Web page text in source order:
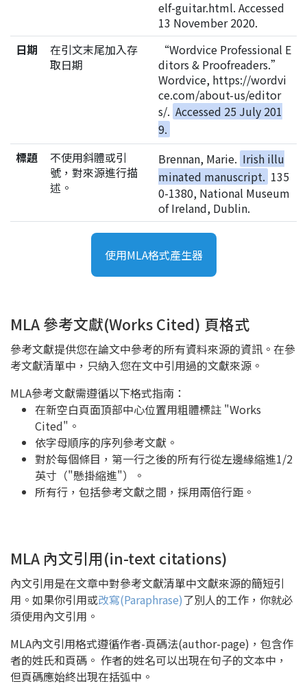
elf-guitar.html. Accessed
13 November 2020.
日期
在引文末尾加入存
取日期
“Wordvice Professional E
ditors & Proofreaders.”
Wordvice, https://wordvi
ce.com/about-us/editor
s/. Accessed 25 July 201
9.
標題
不使用斜體或引
號，對來源進行描
述。
Brennan, Marie. Irish illu
minated manuscript. 135
0-1380, National Museum
of Ireland, Dublin.
使用MLA格式產生器
MLA 參考文獻(Works Cited) 頁格式
參考文獻提供您在論文中參考的所有資料來源的資訊。在參
考文獻清單中，只納入您在文中引用過的文獻來源。
MLA參考文獻需遵循以下格式指南：
在新空白頁面頂部中心位置用粗體標註 "Works
Cited"。
依字母順序的序列參考文獻。
對於每個條目，第一行之後的所有行從左邊緣縮進1/2
英寸（"懸掛縮進"）。
所有行，包括參考文獻之間，採用兩倍行距。
MLA 內文引用(in-text citations)
內文引用是在文章中對參考文獻清單中文獻來源的簡短引
用。如果你引用或改寫(Paraphrase)了別人的工作，你就必
須使用內文引用。
MLA內文引用格式遵循作者-頁碼法(author-page)，包含作
者的姓氏和頁碼。 作者的姓名可以出現在句子的文本中，
但頁碼應始終出現在括弧中。